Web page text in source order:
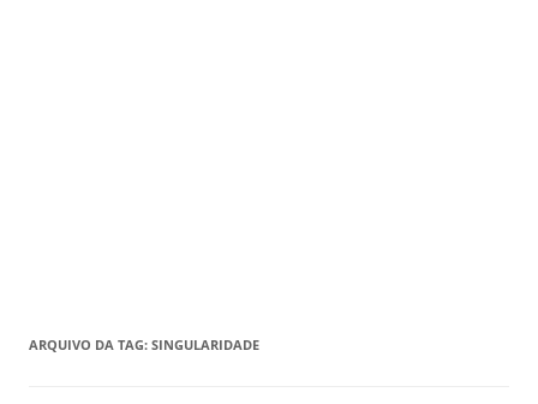
ARQUIVO DA TAG: SINGULARIDADE